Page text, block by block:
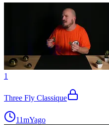
1
Three Fly Classique
11mYago